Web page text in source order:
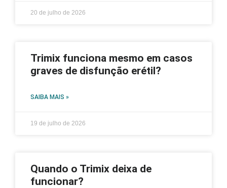
20 de julho de 2026
Trimix funciona mesmo em casos
graves de disfunção erétil?
SAIBA MAIS »
19 de julho de 2026
Quando o Trimix deixa de
funcionar?